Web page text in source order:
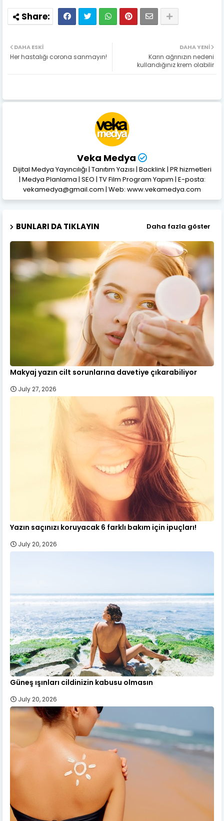
DAHA YENI
Karın ağrınızın nedeni
kullandığınız krem olabilir
DAHA ESKI
Her hastalığı corona sanmayın!
Veka Medya
Dijital Medya Yayıncılığı | Tanıtım Yazısı | Backlink | PR hizmetleri
| Medya Planlama | SEO | TV Film Program Yapım | E-posta:
vekamedya@gmail.com | Web: www.vekamedya.com
BUNLARI DA TIKLAYIN Daha fazla göster
Makyaj yazın cilt sorunlarına davetiye çıkarabiliyor
July 27, 2026
Yazın saçınızı koruyacak 6 farklı bakım için ipuçları!
July 20, 2026
Güneş ışınları cildinizin kabusu olmasın
July 20, 2026